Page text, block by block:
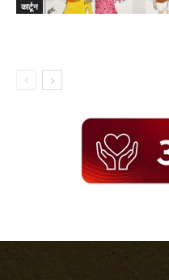
कार्टून